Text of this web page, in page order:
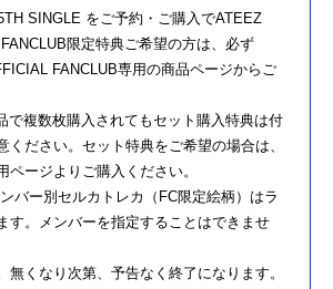
SINGLE をご予約・ご購入でATEEZ
限定特典ご希望の方は、必ず
FANCLUB専用の商品ページからご
で複数枚購入されてもセット購入特典は付
ください。セット特典をご希望の場合は、
ページよりご購入ください。
バー別セルカトレカ（FC限定絵柄）はラ
す。メンバーを指定することはできませ
くなり次第、予告なく終了になります。